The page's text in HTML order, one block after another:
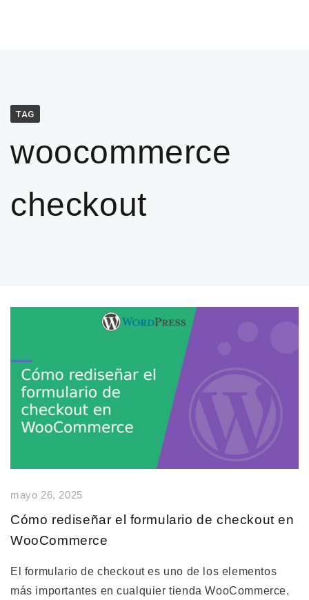
TAG
woocommerce
checkout
mayo 26, 2025
Cómo rediseñar el formulario de checkout en
WooCommerce
El formulario de checkout es uno de los elementos
más importantes en cualquier tienda WooCommerce.